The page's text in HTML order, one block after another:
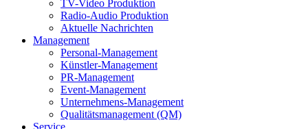
TV-Video Produktion
Radio-Audio Produktion
Aktuelle Nachrichten
Management
Personal-Management
Künstler-Management
PR-Management
Event-Management
Unternehmens-Management
Qualitätsmanagement (QM)
Service